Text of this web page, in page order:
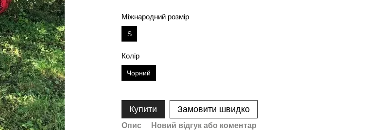
Міжнародний розмір
S
Колір
Чорний
Купити Замовити швидко
Опис Новий відгук або коментар